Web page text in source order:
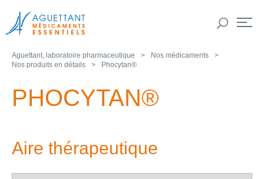
Aguettant, laboratoire pharmaceutique
Nos médicaments
Nos produits en détails
Phocytan®
PHOCYTAN®
Aire thérapeutique